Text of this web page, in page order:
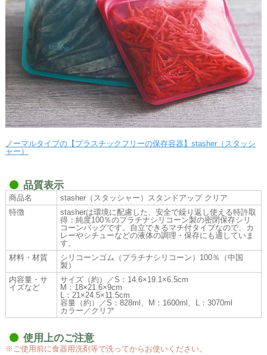
ノーマルタイプの【プラスチックフリーの保存容器】stasher（スタッシ
ャー）
品質表示
商品名
stasher（スタッシャー）スタンドアップ クリア
特徴
stasherは環境に配慮した、安全で繰り返し使える特許取
得：純度100％のプラチナシリコーン製の密閉保存シリ
コーンバッグです。自立できるマチ付タイプなので、カ
レーやシチューなどの液体の調理・保存にも適していま
す。
材料・材質
シリコーンゴム（プラチナシリコーン）100％（中国
製）
内容量・サ
イズなど
サイズ（約）／S：14.6×19.1×6.5cm
M：18×21.6×9cm
L：21×24.5×11.5cm
容量（約）／S：828ml、M：1600ml、L：3070ml
カラー／クリア
使用上のご注意
※ご使用前に食器用洗剤等で洗ってからお使いください。